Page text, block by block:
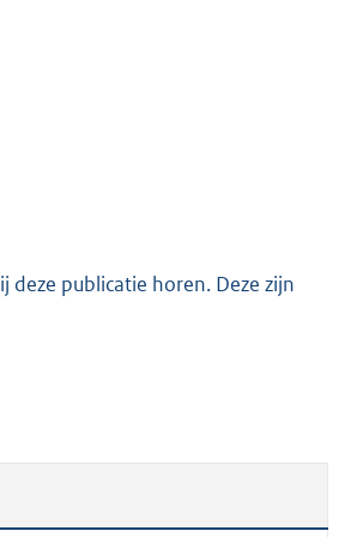
publicatie horen. Deze zijn